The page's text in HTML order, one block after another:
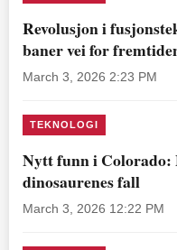
Revolusjon i
baner vei for
March 3, 2026 2:23 PM
TEKNOLOGI
Nytt funn i Colorado:
dinosaurenes fall
March 3, 2026 12:22 PM